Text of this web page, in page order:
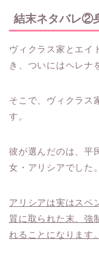
結末ネタバレ②
ヴィクラス家とエイ
き、ついにはヘレナ
そこで、ヴィクラス
す。
彼が選んだのは、平
女・アリシアでした。
アリシアは実はスペ
質に取られた末、強
れることになります。